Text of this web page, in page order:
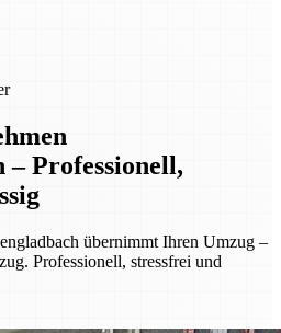
– Professionell,
übernimmt Ihren Umzug –
Professionell, stressfrei und